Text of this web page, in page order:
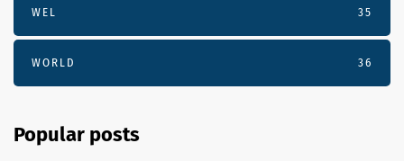
WEL 35
WORLD 36
Popular posts